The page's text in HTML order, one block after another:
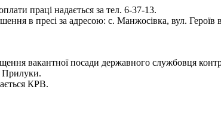
праці надається за тел. 6-37-13.
в пресі за адресою: с. Манжосівка, вул. Героїв
вакантної посади державного службовця
Прилуки.
КРВ.